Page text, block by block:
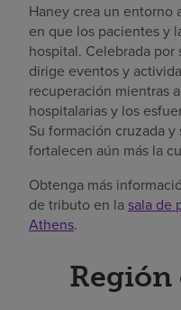
Haney crea un entorno
en que los pacientes y
hospital. Celebrada
dirige eventos y
recuperación mientras
hospitalarias y los
Su formación cruzada
fortalecen aún más la
Obtenga más
de tributo en la sala de
Athens.